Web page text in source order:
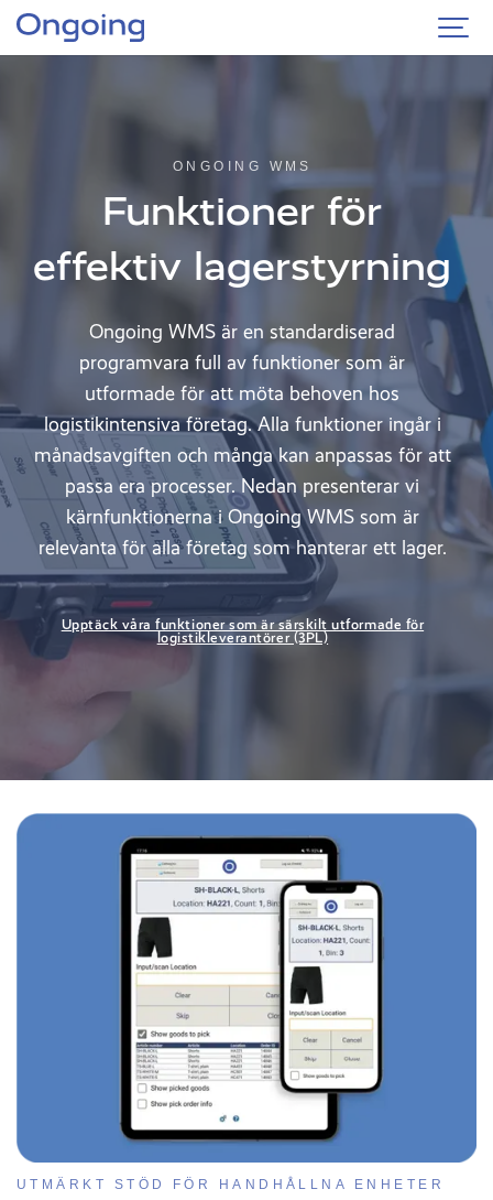
ONGOING WMS
Funktioner för
effektiv lagerstyrning
Ongoing WMS är en standardiserad
programvara full av funktioner som är
utformade för att möta behoven hos
logistikintensiva företag. Alla funktioner ingår i
månadsavgiften och många kan anpassas för att
passa era processer. Nedan presenterar vi
kärnfunktionerna i Ongoing WMS som är
relevanta för alla företag som hanterar ett lager.
Upptäck våra funktioner som är särskilt utformade för
logistikleverantörer (3PL)
UTMÄRKT STÖD FÖR HANDHÅLLNA ENHETER